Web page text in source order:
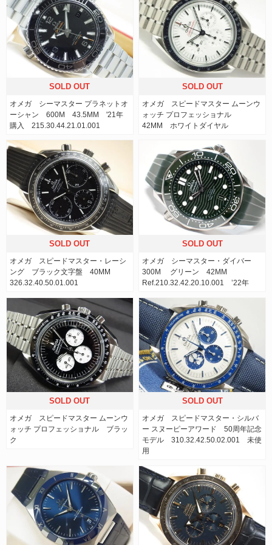
SOLD OUT
オメガ シーマスター プラネットオ
ーシャン 600M 43.5MM '21年
購入 215.30.44.21.01.001
SOLD OUT
オメガ スピードマスター ムーンウ
ォッチ プロフェッショナル
42MM ホワイトダイヤル
SOLD OUT
オメガ スピードマスター・レーシ
ング ブラック文字盤 40MM
326.32.40.50.01.001
SOLD OUT
オメガ シーマスター・ダイバー
300M グリーン 42MM
Ref.210.32.42.20.10.001 ’22年
SOLD OUT
オメガ スピードマスター ムーンウ
ォッチ プロフェッショナル ブラッ
ク
SOLD OUT
オメガ スピードマスター・シルバ
ー スヌーピーアワード 50周年記念
モデル 310.32.42.50.02.001 未使
用